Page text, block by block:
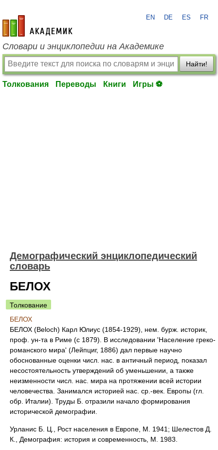
academic.ru
EN DE ES FR
Словари и энциклопедии на Академике
Найти!
Толкования Переводы Книги Игры ⚽
Демографический энциклопедический
словарь
БЕЛОХ
Толкование
БЕЛОХ
БЕЛОХ (Beloch) Карл Юлиус (1854-1929), нем. бурж. историк,
проф. ун-та в Риме (с 1879). В исследовании 'Население греко-
романского мира' (Лейпциг, 1886) дал первые научно
обоснованные оценки числ. нас. в античный период, показал
несостоятельность утверждений об уменьшении, а также
неизменности числ. нас. мира на протяжении всей истории
человечества. Занимался историей нас. ср.-век. Европы (гл.
обр. Италии). Труды Б. отразили начало формирования
исторической демографии.
Урланис Б. Ц., Рост населения в Европе, М. 1941; Шелестов Д.
К., Демография: история и современность, М. 1983.